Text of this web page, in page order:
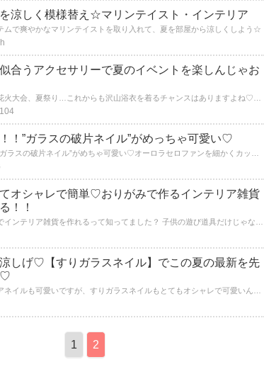
涼しく模様替え☆マリンテイスト・インテリア
ムで爽やかなマリンテイストを取り入れて、夏を部屋から涼しくしよう☆
合うアクセサリーで夏のイベントを楽しんじゃお
！”ガラスの破片ネイル”がめっちゃ可愛い♡
オシャレで簡単♡おりがみで作るインテリア雑貨
！！
しげ♡【すりガラスネイル】でこの夏の最新を先
♡
1 2